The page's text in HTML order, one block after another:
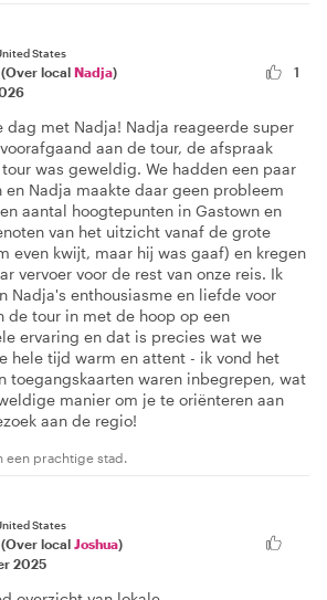
States
(Over local Nadja)
1
dag met Nadja! Nadja reageerde super
aan de tour, de afspraak
was geweldig. We hadden een paar
en Nadja maakte daar geen probleem
aantal hoogtepunten in Gastown en
van het uitzicht vanaf de grote
even kwijt, maar hij was gaaf) en kregen
vervoer voor de rest van onze reis. Ik
Nadja's enthousiasme en liefde voor
de tour in met de hoop op een
ervaring en dat is precies wat we
hele tijd warm en attent - ik vond het
toegangskaarten waren inbegrepen, wat
manier om je te oriënteren aan
aan de regio!
een prachtige stad.
States
(Over local Joshua)
2025